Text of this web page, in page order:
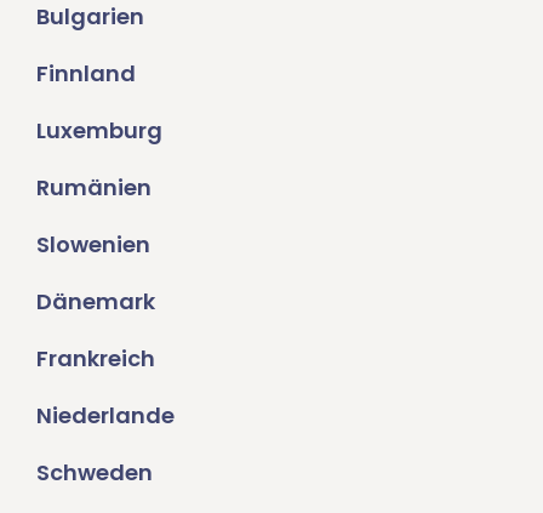
Bulgarien
Finnland
Luxemburg
Rumänien
Slowenien
Dänemark
Frankreich
Niederlande
Schweden